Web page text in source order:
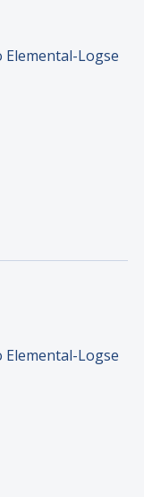
Elemental-Logse
Elemental-Logse